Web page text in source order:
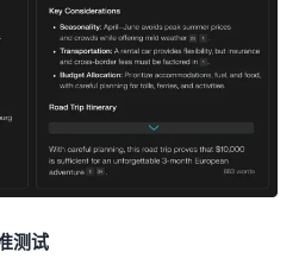
测试